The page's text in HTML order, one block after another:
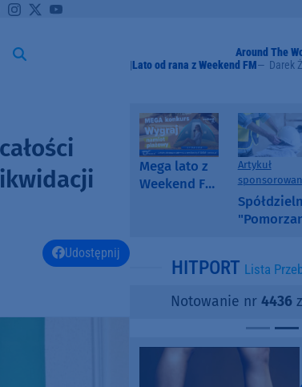
Around The
Lato od rana z Weekend FM
Darek
Udostępnij
Mega lato z
Weekend FM
Artykuł
informuje
i ofertach
najmu
HITPORT Lista
Notowanie nr 4436